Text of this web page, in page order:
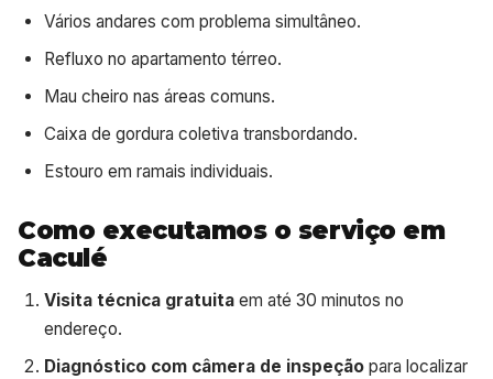
Vários andares com problema simultâneo.
Refluxo no apartamento térreo.
Mau cheiro nas áreas comuns.
Caixa de gordura coletiva transbordando.
Estouro em ramais individuais.
Como executamos o serviço em
Caculé
Visita técnica gratuita em até 30 minutos no
endereço.
Diagnóstico com câmera de inspeção para localizar